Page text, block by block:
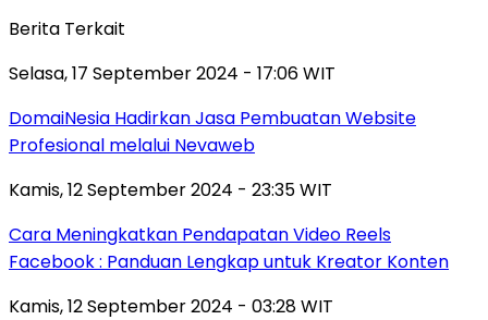
Berita Terkait
Selasa, 17 September 2024 - 17:06 WIT
DomaiNesia Hadirkan Jasa Pembuatan Website
Profesional melalui Nevaweb
Kamis, 12 September 2024 - 23:35 WIT
Cara Meningkatkan Pendapatan Video Reels
Facebook : Panduan Lengkap untuk Kreator Konten
Kamis, 12 September 2024 - 03:28 WIT